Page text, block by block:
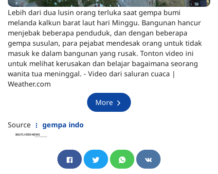
Lebih dari dua lusin orang terluka saat gempa bumi
melanda kalkun barat laut hari Minggu. Bangunan hancur
menjebak beberapa penduduk, dan dengan beberapa
gempa susulan, para pejabat mendesak orang untuk tidak
masuk ke dalam bangunan yang rusak. Tonton video ini
untuk melihat kerusakan dan belajar bagaimana seorang
wanita tua meninggal. - Video dari saluran cuaca |
Weather.com
More
Source gempa indo